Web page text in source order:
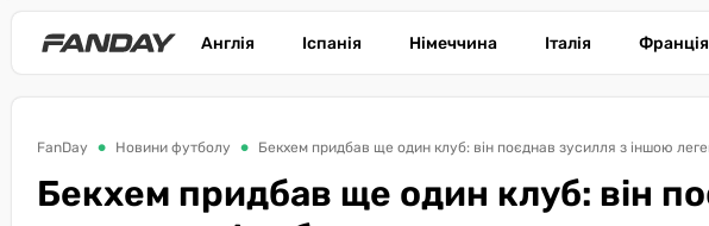
Англія Іспанія Німеччина Італія Франція
FanDay Новини футболу Бекхем придбав ще один клуб: він поєднав зусилля з іншою
Бекхем придбав ще один клуб: він